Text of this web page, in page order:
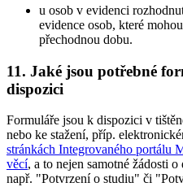
u osob v evidenci
evidence osob, které
přechodnou dobu.
11. Jaké jsou potřebné
dispozici
Formuláře jsou k dispozici v
nebo ke stažení, příp.
stránkách Integrovaného portálu
věcí, a to nejen samotné žádosti
např. "Potvrzení o studiu" či